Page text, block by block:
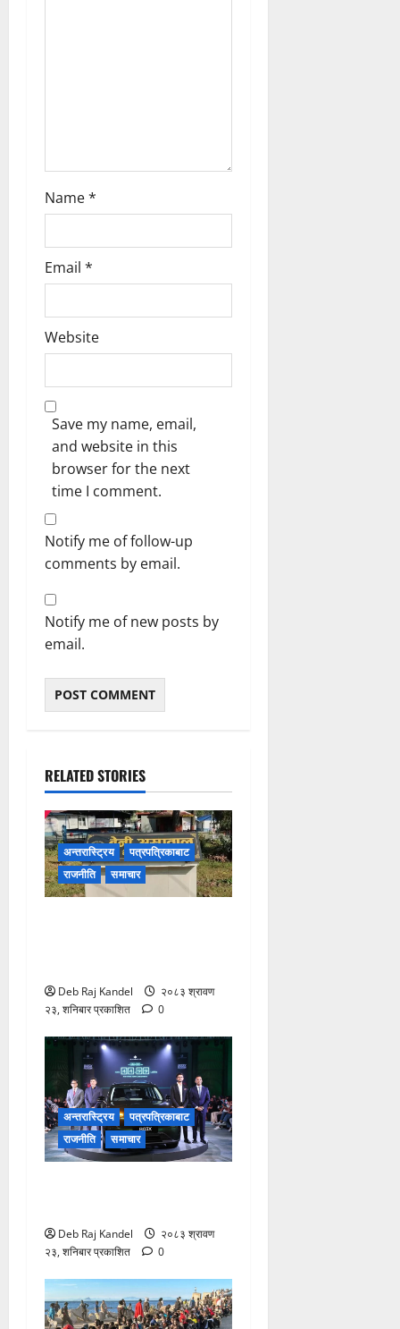
Name*
Email *
Website
Save my name, email,
and website in this
browser for the next
time I comment.
Notify me of follow-up
comments by email.
Notify me of new posts by
email.
RELATED STORIES
अन्तरास्ट्रिय
पत्रपत्रिकाबाट
राजनीति
समाचार
Deb Raj Kandel
२०८३ श्रावण
२३, शनिबार प्रकाशित
0
अन्तरास्ट्रिय
पत्रपत्रिकाबाट
राजनीति
समाचार
Deb Raj Kandel
२०८३ श्रावण
२३, शनिबार प्रकाशित
0